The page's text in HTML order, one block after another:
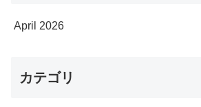
April 2026
カテゴリ